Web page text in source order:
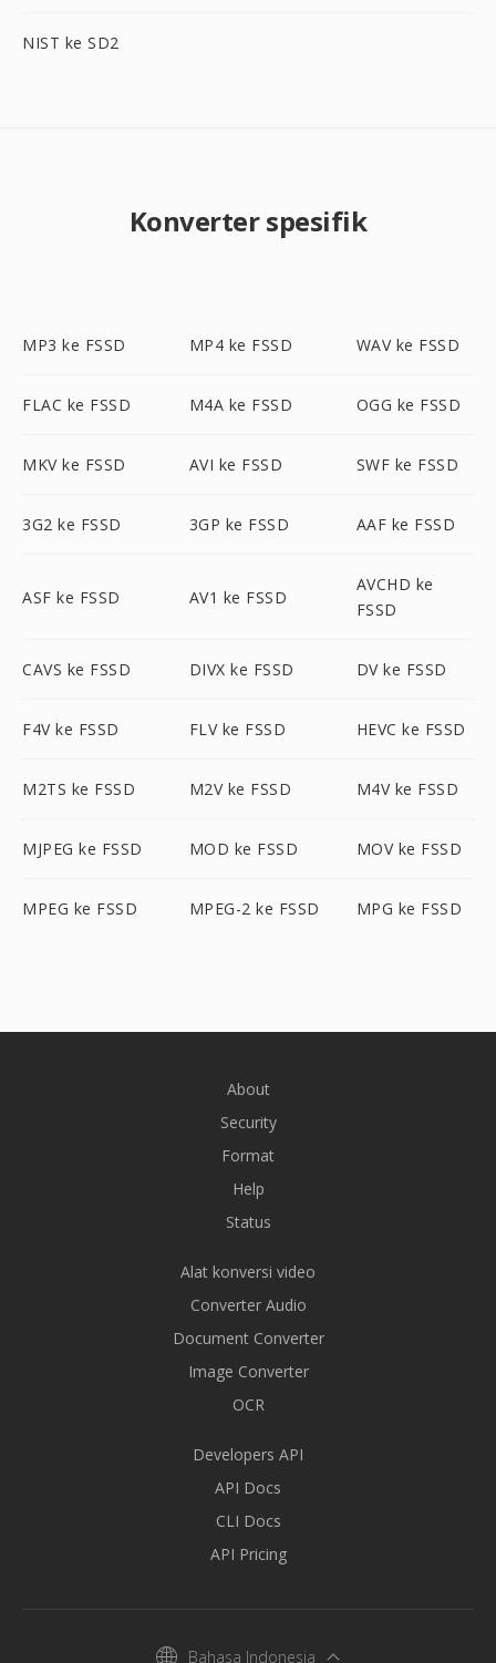
NIST ke SD2
Konverter spesifik
MP3 ke FSSD MP4 ke FSSD WAV ke FSSD
FLAC ke FSSD M4A ke FSSD OGG ke FSSD
MKV ke FSSD AVI ke FSSD SWF ke FSSD
3G2 ke FSSD 3GP ke FSSD AAF ke FSSD
ASF ke FSSD AV1 ke FSSD
AVCHD ke
FSSD
CAVS ke FSSD DIVX ke FSSD DV ke FSSD
F4V ke FSSD FLV ke FSSD HEVC ke FSSD
M2TS ke FSSD M2V ke FSSD M4V ke FSSD
MJPEG ke FSSD MOD ke FSSD MOV ke FSSD
MPEG ke FSSD MPEG-2 ke FSSD MPG ke FSSD
About
Security
Format
Help
Status
Alat konversi video
Converter Audio
Document Converter
Image Converter
OCR
Developers API
API Docs
CLI Docs
API Pricing
Bahasa Indonesia